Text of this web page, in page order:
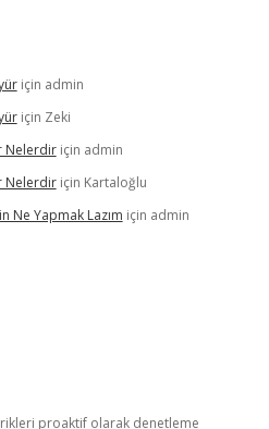
için admin
için Zeki
Nelerdiriçin admin
Nelerdiriçin Kartaloğlu
Ne Yapmak Lazım için admin
proaktif olarak denetleme